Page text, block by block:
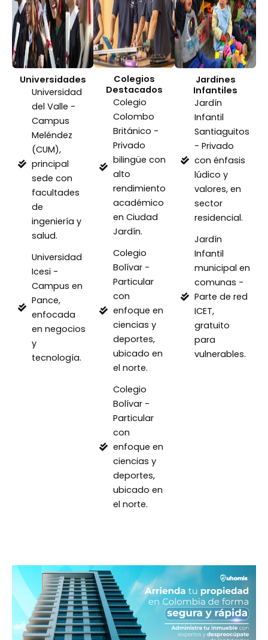
Universidades
Universidad
del Valle -
Campus
Meléndez
(CUM),
principal
sede con
facultades
de
ingeniería y
salud.
Universidad
Icesi -
Campus en
Pance,
enfocada
en negocios
y
tecnología.
Colegios
Destacados
Colegio
Colombo
Británico -
Privado
bilingüe con
alto
rendimiento
académico
en Ciudad
Jardín.
Colegio
Bolívar -
Particular
con
enfoque en
ciencias y
deportes,
ubicado en
el norte.
Colegio
Bolívar -
Particular
con
enfoque en
ciencias y
deportes,
ubicado en
el norte.
Jardines
Infantiles
Jardín
Infantil
Santiaguitos
- Privado
con énfasis
lúdico y
valores, en
sector
residencial.
Jardín
Infantil
municipal en
comunas -
Parte de red
ICET,
gratuito
para
vulnerables.